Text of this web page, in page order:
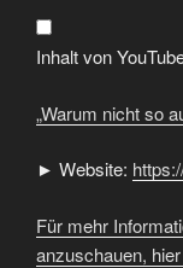
der
AfD?!“
von
YouTube
Inhalt von
„Warum nicht so
► Website:
Für mehr
anzuschauen,